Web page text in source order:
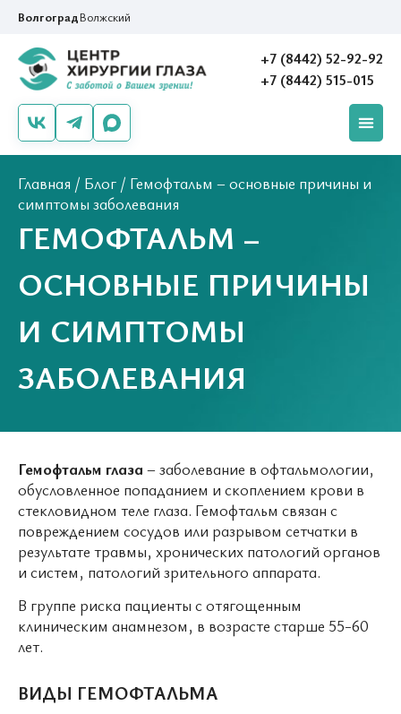
ВолгоградВолжский
+7 (8442) 52-92-92
+7 (8442) 515-015
Главная / Блог / Гемофтальм – основные причины и
симптомы заболевания
ГЕМОФТАЛЬМ –
ОСНОВНЫЕ ПРИЧИНЫ
И СИМПТОМЫ
ЗАБОЛЕВАНИЯ
Гемофтальм глаза – заболевание в офтальмологии,
обусловленное попаданием и скоплением крови в
стекловидном теле глаза. Гемофтальм связан с
повреждением сосудов или разрывом сетчатки в
результате травмы, хронических патологий органов
и систем, патологий зрительного аппарата.
В группе риска пациенты с отягощенным
клиническим анамнезом, в возрасте старше 55-60
лет.
ВИДЫ ГЕМОФТАЛЬМА